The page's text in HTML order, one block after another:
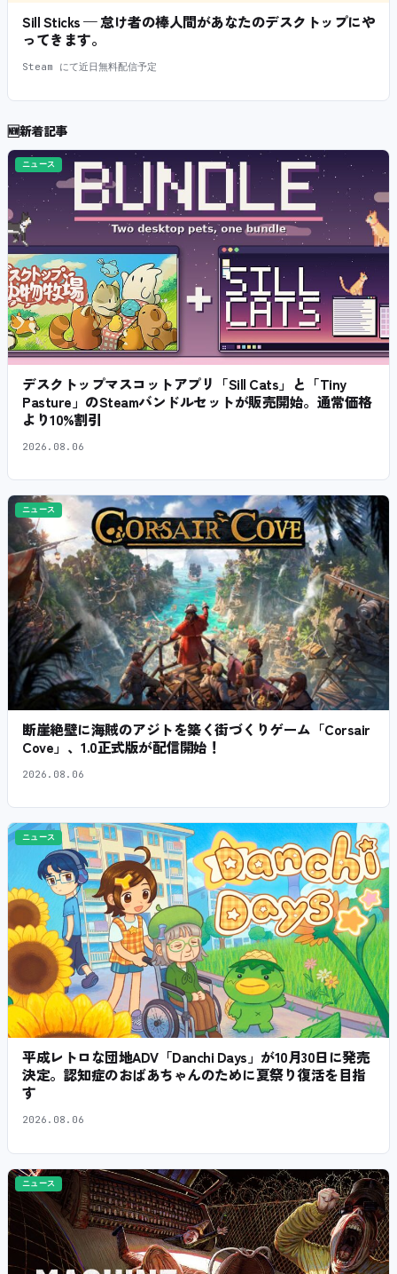
Sill Sticks — 怠け者の棒人間があなたのデスクトップにや
ってきます。
Steam にて近日無料配信予定
🆕新着記事
ニュース
デスクトップマスコットアプリ「Sill Cats」と「Tiny
Pasture」のSteamバンドルセットが販売開始。通常価格
より10%割引
2026.08.06
ニュース
断崖絶壁に海賊のアジトを築く街づくりゲーム「Corsair
Cove」、1.0正式版が配信開始！
2026.08.06
ニュース
平成レトロな団地ADV「Danchi Days」が10月30日に発売
決定。認知症のおばあちゃんのために夏祭り復活を目指
す
2026.08.06
ニュース